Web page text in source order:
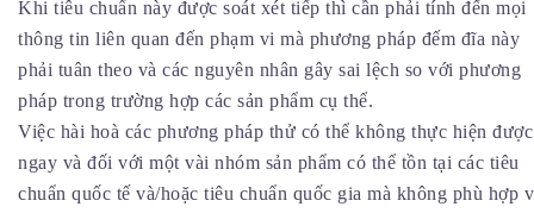
Khi tiêu chuẩn này được soát xét tiếp thì cần phải tính đến mọi
thông tin liên quan đến phạm vi mà phương pháp đếm đĩa này
phải tuân theo và các nguyên nhân gây sai lệch so với phương
pháp trong trường hợp các sản phẩm cụ thể.
Việc hài hoà các phương pháp thử có thể không thực hiện được
ngay và đối với một vài nhóm sản phẩm có thể tồn tại các tiêu
chuẩn quốc tế và/hoặc tiêu chuẩn quốc gia mà không phù hợp